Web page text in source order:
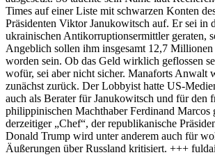
Times auf einer Liste mit schwarzen Konten
Präsidenten Viktor Janukowitsch auf. Er sei in
ukrainischen Antikorruptionsermittler geraten,
Angeblich sollen ihm insgesamt 12,7
worden sein. Ob das Geld wirklich geflossen
wofür, sei aber nicht sicher. Manaforts Anwalt
zunächst zurück. Der Lobbyist hatte US-
auch als Berater für Janukowitsch und für den
philippinischen Machthaber Ferdinand Marcos
derzeitiger „Chef“, der republikanische
Donald Trump wird unter anderem auch für
Äußerungen über Russland kritisiert. +++